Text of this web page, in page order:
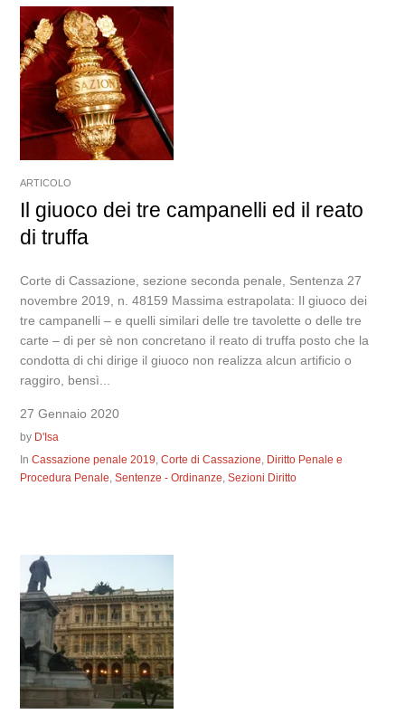
ARTICOLO
Il giuoco dei tre campanelli ed il reato
di truffa
Corte di Cassazione, sezione seconda penale, Sentenza 27
novembre 2019, n. 48159 Massima estrapolata: Il giuoco dei
tre campanelli – e quelli similari delle tre tavolette o delle tre
carte – di per sè non concretano il reato di truffa posto che la
condotta di chi dirige il giuoco non realizza alcun artificio o
raggiro, bensì...
27 Gennaio 2020
by D'Isa
InCassazione penale 2019,Corte di Cassazione, Diritto Penale e
Procedura Penale,Sentenze - Ordinanze,Sezioni Diritto